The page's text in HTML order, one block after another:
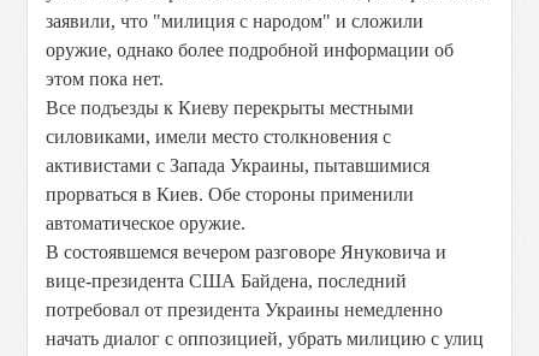
заявили, что "милиция с народом" и сложили
оружие, однако более подробной информации об
этом пока нет.
Все подъезды к Киеву перекрыты местными
силовиками, имели место столкновения с
активистами с Запада Украины, пытавшимися
прорваться в Киев. Обе стороны применили
автоматическое оружие.
В состоявшемся вечером разговоре Януковича и
вице-президента США Байдена, последний
потребовал от президента Украины немедленно
начать диалог с оппозицией, убрать милицию с улиц